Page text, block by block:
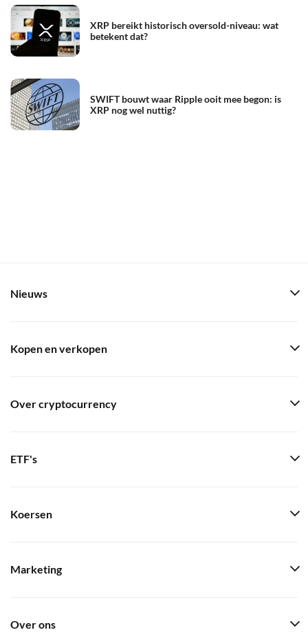
XRP bereikt historisch oversold-niveau: wat
betekent dat?
SWIFT bouwt waar Ripple ooit mee begon: is
XRP nog wel nuttig?
Nieuws
Kopen en verkopen
Over cryptocurrency
ETF's
Koersen
Marketing
Over ons